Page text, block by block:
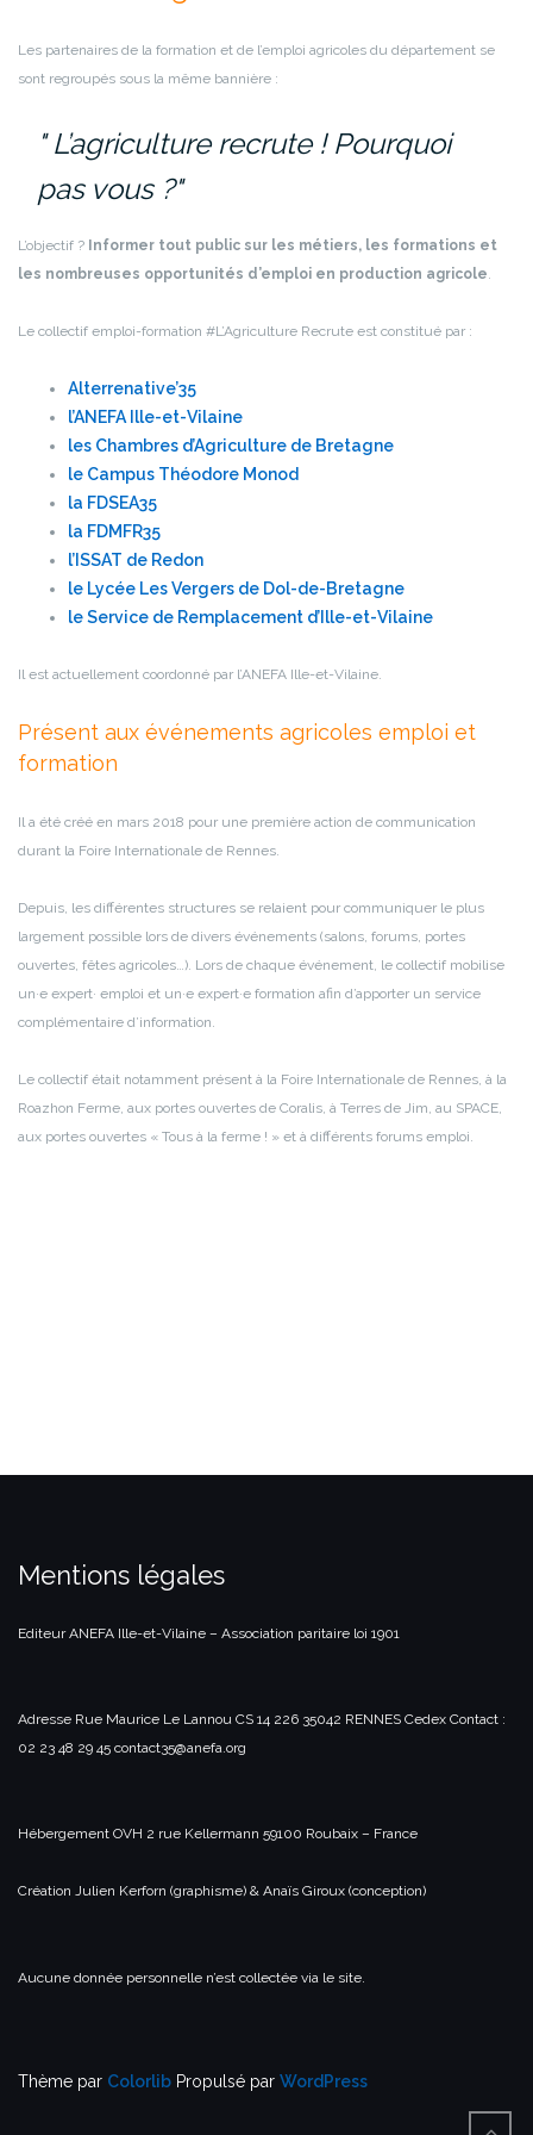
Les partenaires de la formation et de l’emploi agricoles du département se
sont regroupés sous la même bannière :
L’agriculture recrute ! Pourquoi
pas vous ?
L’objectif ? Informer tout public sur les métiers, les formations et
les nombreuses opportunités d’emploi en production agricole
Le collectif emploi-formation #L’Agriculture Recrute est constitué par :
Alterrenative’35
l’ANEFA Ille-et-Vilaine
les Chambres d’Agriculture de Bretagne
le Campus Théodore Monod
la FDSEA35
la FDMFR35
l’ISSAT de Redon
le Lycée Les Vergers de Dol-de-Bretagne
le Service de Remplacement d’Ille-et-Vilaine
Il est actuellement coordonné par l’ANEFA Ille-et-Vilaine.
Présent aux événements agricoles emploi et
formation
Il a été créé en mars 2018 pour une première action de communication
durant la Foire Internationale de Rennes.
Depuis, les différentes structures se relaient pour communiquer le plus
largement possible lors de divers événements (salons, forums, portes
ouvertes, fêtes agricoles…). Lors de chaque événement, le collectif mobilise
un·e expert· emploi et un·e expert·e formation afin d’apporter un service
complémentaire d’information.
Le collectif était notamment présent à la Foire Internationale de Rennes, à la
Roazhon Ferme, aux portes ouvertes de Coralis, à Terres de Jim, au SPACE,
aux portes ouvertes « Tous à la ferme ! » et à différents forums emploi.
Mentions légales
EditeurANEFA Ille-et-Vilaine – Association paritaire loi 1901
Adresse Rue Maurice Le Lannou CS 14 226 35042 RENNES Cedex Contact :
02 23 48 29 45 contact35@anefa.org
Hébergement OVH 2 rue Kellermann 59100 Roubaix – France
Création Julien Kerforn (graphisme) & Anaïs Giroux (conception)
Aucune donnée personnelle n’est collectée via le site.
Thème par Colorlib Propulsé par WordPress